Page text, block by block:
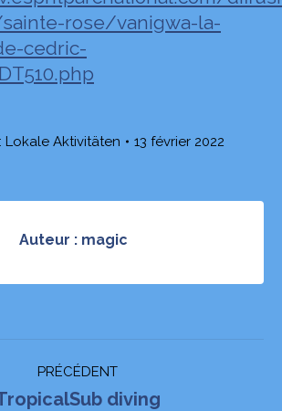
rose/vanigwa-la-
cedric-
Lokale Aktivitäten 13 février 2022
Auteur : magic
PRÉCÉDENT
Articlediving